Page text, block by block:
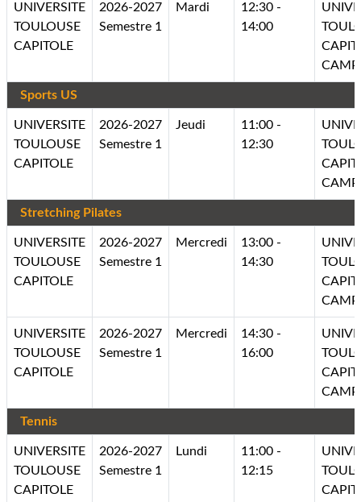
UNIVERSITE
TOULOUSE
CAPITOLE
2026-2027
Semestre 1
Mardi
12:30 -
14:00
Sports US
UNIVERSITE
TOULOUSE
CAPITOLE
2026-2027
Semestre 1
Jeudi
11:00 -
12:30
Stretching Pilates
UNIVERSITE
TOULOUSE
CAPITOLE
2026-2027
Semestre 1
Mercredi
13:00 -
14:30
UNIVERSITE
TOULOUSE
CAPITOLE
2026-2027
Semestre 1
Mercredi
14:30 -
16:00
Tennis
UNIVERSITE
TOULOUSE
CAPITOLE
2026-2027
Semestre 1
Lundi
11:00 -
12:15